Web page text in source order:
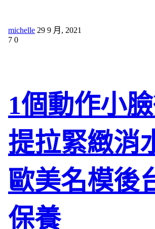
michelle 29 9 月, 2021
7 0
1個動作小臉
提拉緊緻消
歐美名模後
保養